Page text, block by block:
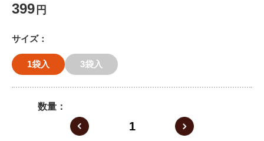
399 円
サイズ
1袋入 3袋入
数量